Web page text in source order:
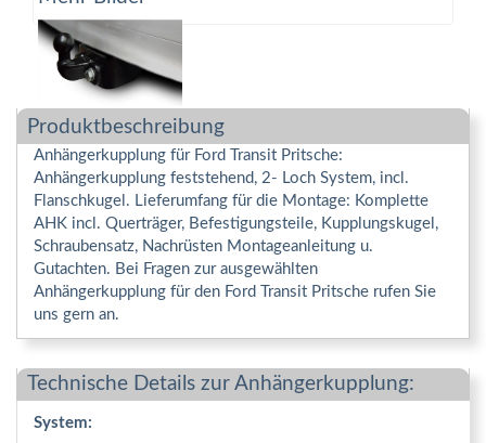
Produktbeschreibung
Anhängerkupplung für Ford Transit Pritsche:
Anhängerkupplung feststehend, 2- Loch System, incl.
Flanschkugel. Lieferumfang für die Montage: Komplette
AHK incl. Querträger, Befestigungsteile, Kupplungskugel,
Schraubensatz, Nachrüsten Montageanleitung u.
Gutachten. Bei Fragen zur ausgewählten
Anhängerkupplung für den Ford Transit Pritsche rufen Sie
uns gern an.
Technische Details zur Anhängerkupplung:
System: